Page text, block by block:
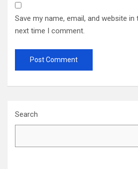
Save my name, email, and website
next time I comment.
Search